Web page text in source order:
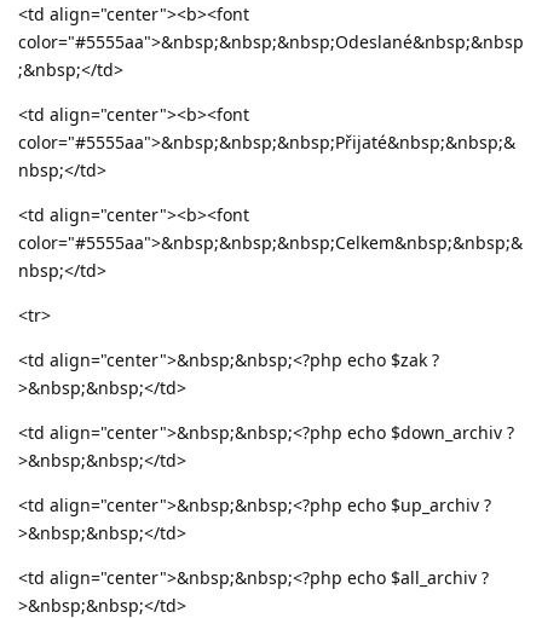
<td align="center"><b><font
color="#5555aa">&nbsp;&nbsp;&nbsp;Odeslané&nbsp;&nbsp
;&nbsp;</td>
<td align="center"><b><font
color="#5555aa">&nbsp;&nbsp;&nbsp;Přijaté&nbsp;&nbsp;&
nbsp;</td>
<td align="center"><b><font
color="#5555aa">&nbsp;&nbsp;&nbsp;Celkem&nbsp;&nbsp;&
nbsp;</td>
<tr>
<td align="center">&nbsp;&nbsp;<?php echo $zak ?
>&nbsp;&nbsp;</td>
<td align="center">&nbsp;&nbsp;<?php echo $down_archiv ?
>&nbsp;&nbsp;</td>
<td align="center">&nbsp;&nbsp;<?php echo $up_archiv ?
>&nbsp;&nbsp;</td>
<td align="center">&nbsp;&nbsp;<?php echo $all_archiv ?
>&nbsp;&nbsp;</td>